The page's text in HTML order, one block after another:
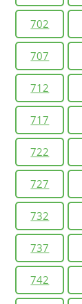
702
707
712
717
722
727
732
737
742